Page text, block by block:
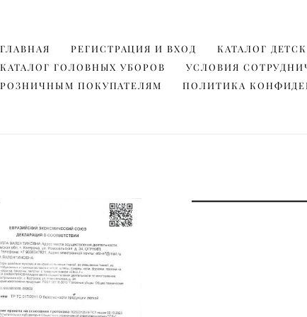
ГЛАВНАЯ РЕГИСТРАЦИЯ И ВХОД
КАТАЛОГ
КАТАЛОГ ГОЛОВНЫХ УБОРОВ
УСЛОВИЯ
РОЗНИЧНЫМ ПОКУПАТЕЛЯМ
ПОЛИТИКА
ГЛАВНАЯ РЕГИСТРАЦИЯ И ВХОД
КАТАЛОГ
КАТАЛОГ ГОЛОВНЫХ УБОРОВ
УСЛОВИЯ
РОЗНИЧНЫМ ПОКУПАТЕЛЯМ
ПОЛИТИКА